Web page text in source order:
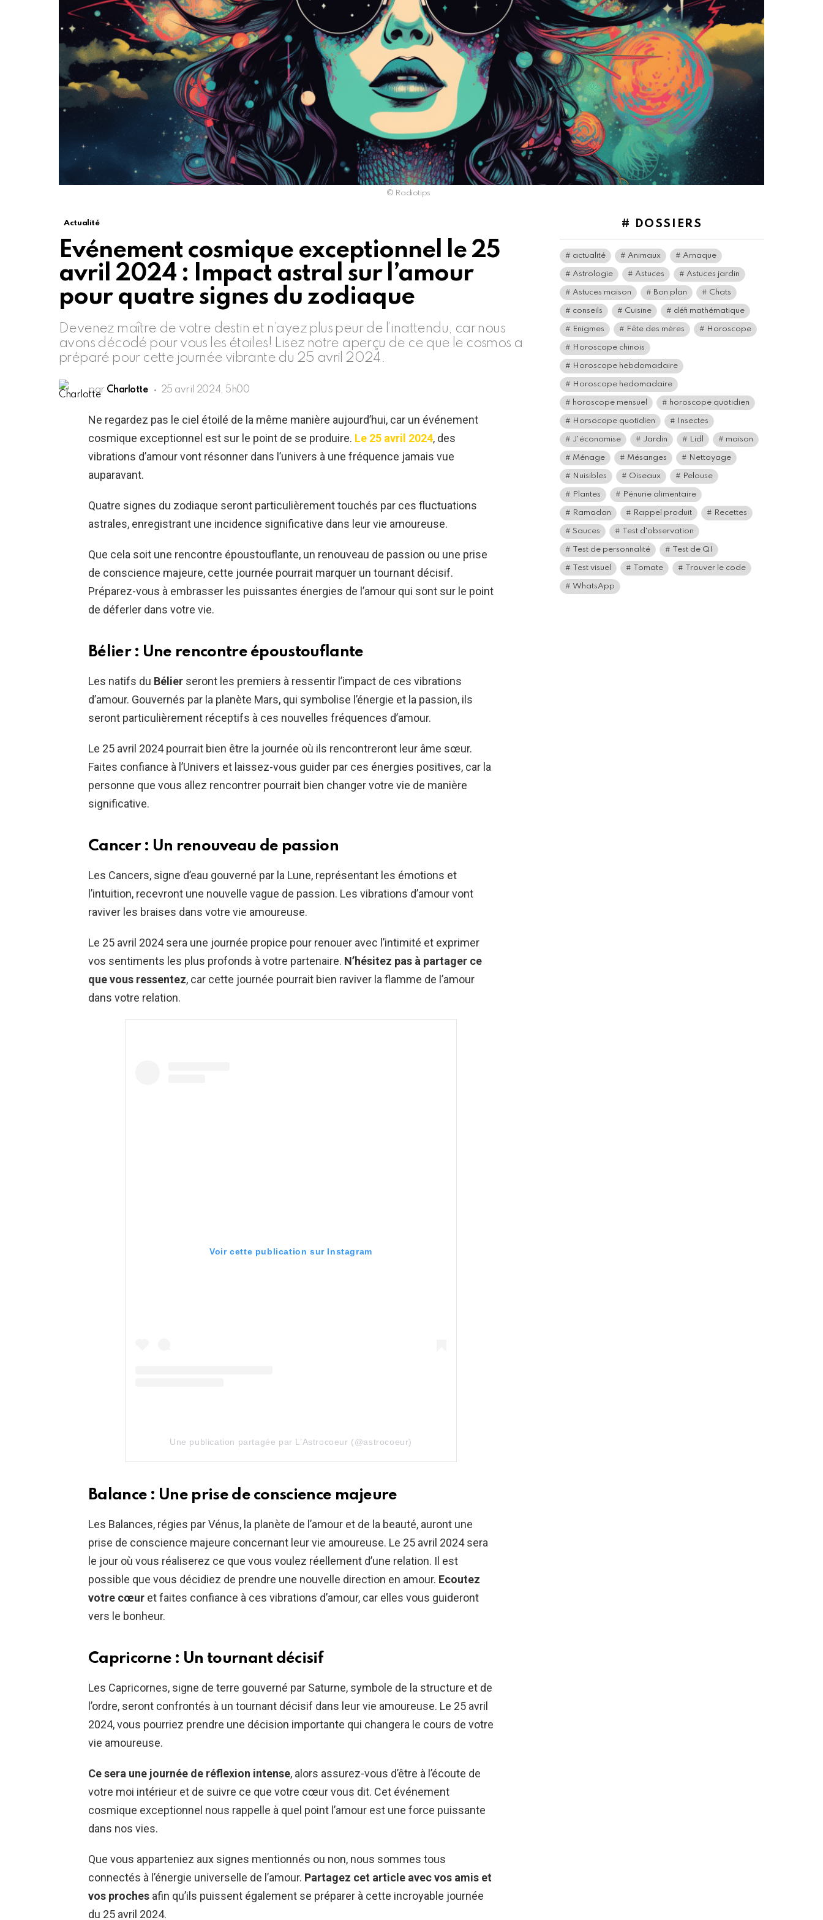
© Radiotips
Actualité
Evénement cosmique exceptionnel le 25
avril 2024 : Impact astral sur l’amour
pour quatre signes du zodiaque
Devenez maître de votre destin et n’ayez plus peur de l’inattendu, car nous
avons décodé pour vous les étoiles! Lisez notre aperçu de ce que le cosmos a
préparé pour cette journée vibrante du 25 avril 2024.
par Charlotte 25 avril 2024, 5h00
Ne regardez pas le ciel étoilé de la même manière aujourd’hui, car un événement
cosmique exceptionnel est sur le point de se produire. Le 25 avril 2024, des
vibrations d’amour vont résonner dans l’univers à une fréquence jamais vue
auparavant.
Quatre signes du zodiaque seront particulièrement touchés par ces fluctuations
astrales, enregistrant une incidence significative dans leur vie amoureuse.
Que cela soit une rencontre époustouflante, un renouveau de passion ou une prise
de conscience majeure, cette journée pourrait marquer un tournant décisif.
Préparez-vous à embrasser les puissantes énergies de l’amour qui sont sur le point
de déferler dans votre vie.
Bélier : Une rencontre époustouflante
Les natifs du Bélier seront les premiers à ressentir l’impact de ces vibrations
d’amour. Gouvernés par la planète Mars, qui symbolise l’énergie et la passion, ils
seront particulièrement réceptifs à ces nouvelles fréquences d’amour.
Le 25 avril 2024 pourrait bien être la journée où ils rencontreront leur âme sœur.
Faites confiance à l’Univers et laissez-vous guider par ces énergies positives, car la
personne que vous allez rencontrer pourrait bien changer votre vie de manière
significative.
Cancer : Un renouveau de passion
Les Cancers, signe d’eau gouverné par la Lune, représentant les émotions et
l’intuition, recevront une nouvelle vague de passion. Les vibrations d’amour vont
raviver les braises dans votre vie amoureuse.
Le 25 avril 2024 sera une journée propice pour renouer avec l’intimité et exprimer
vos sentiments les plus profonds à votre partenaire. N’hésitez pas à partager ce
que vous ressentez, car cette journée pourrait bien raviver la flamme de l’amour
dans votre relation.
Voir cette publication sur Instagram
Une publication partagée par L’Astrocoeur (@astrocoeur)
Balance : Une prise de conscience majeure
Les Balances, régies par Vénus, la planète de l’amour et de la beauté, auront une
prise de conscience majeure concernant leur vie amoureuse. Le 25 avril 2024 sera
le jour où vous réaliserez ce que vous voulez réellement d’une relation. Il est
possible que vous décidiez de prendre une nouvelle direction en amour. Ecoutez
votre cœur et faites confiance à ces vibrations d’amour, car elles vous guideront
vers le bonheur.
Capricorne : Un tournant décisif
Les Capricornes, signe de terre gouverné par Saturne, symbole de la structure et de
l’ordre, seront confrontés à un tournant décisif dans leur vie amoureuse. Le 25 avril
2024, vous pourriez prendre une décision importante qui changera le cours de votre
vie amoureuse.
Ce sera une journée de réflexion intense, alors assurez-vous d’être à l’écoute de
votre moi intérieur et de suivre ce que votre cœur vous dit. Cet événement
cosmique exceptionnel nous rappelle à quel point l’amour est une force puissante
dans nos vies.
Que vous apparteniez aux signes mentionnés ou non, nous sommes tous
connectés à l’énergie universelle de l’amour. Partagez cet article avec vos amis et
vos proches afin qu’ils puissent également se préparer à cette incroyable journée
du 25 avril 2024.
# DOSSIERS
actualité Animaux Arnaque
Astrologie Astuces Astuces jardin
Astuces maison Bon plan Chats
conseils Cuisine défi mathématique
Enigmes Fête des mères Horoscope
Horoscope chinois
Horoscope hebdomadaire
Horoscope hedomadaire
horoscope mensuel horoscope quotidien
Horsocope quotidien Insectes
J'économise Jardin Lidl maison
Ménage Mésanges Nettoyage
Nuisibles Oiseaux Pelouse
Plantes Pénurie alimentaire
Ramadan Rappel produit Recettes
Sauces Test d'observation
Test de personnalité Test de QI
Test visuel Tomate Trouver le code
WhatsApp